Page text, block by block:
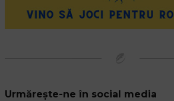
Urmărește-ne în social media